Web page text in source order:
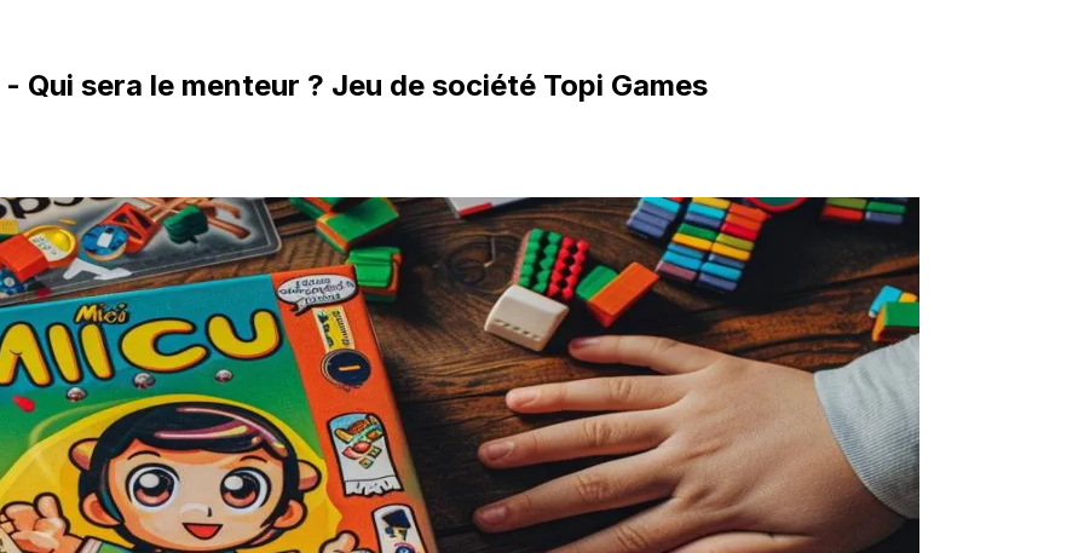
sera le menteur ? Jeu de société Topi Games